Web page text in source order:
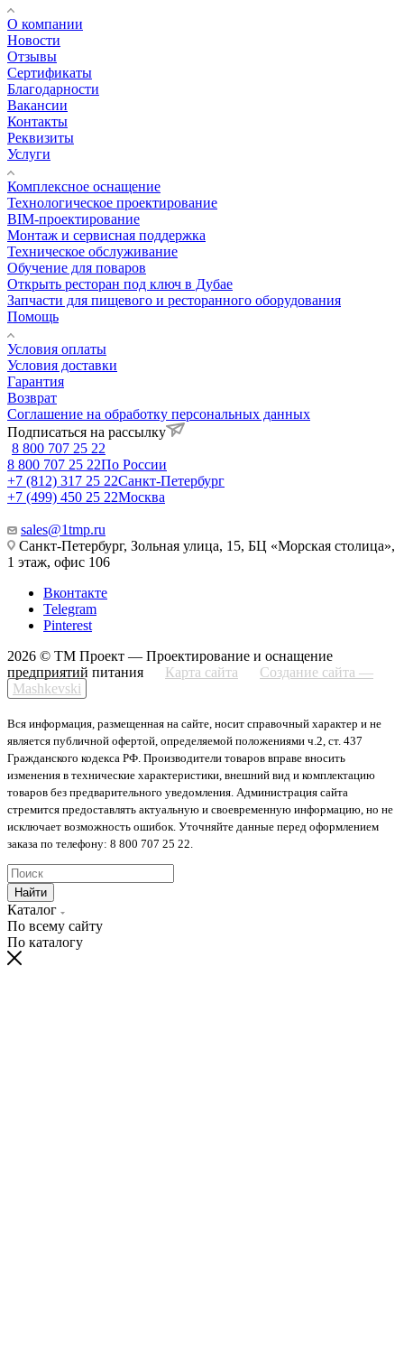
О компании
Новости
Отзывы
Сертификаты
Благодарности
Вакансии
Контакты
Реквизиты
Услуги
Комплексное оснащение
Технологическое проектирование
BIM-проектирование
Монтаж и сервисная поддержка
Техническое обслуживание
Обучение для поваров
Открыть ресторан под ключ в Дубае
Запчасти для пищевого и ресторанного оборудования
Помощь
Условия оплаты
Условия доставки
Гарантия
Возврат
Соглашение на обработку персональных данных
Подписаться на рассылку
8 800 707 25 22
8 800 707 25 22По России
+7 (812) 317 25 22Санкт-Петербург
+7 (499) 450 25 22Москва
sales@1tmp.ru
Санкт-Петербург, Зольная улица, 15, БЦ «Морская столица»,
1 этаж, офис 106
Вконтакте
Telegram
Pinterest
2026 © ТМ Проект — Проектирование и оснащение
предприятий питания
Карта сайта
Создание сайта —
Mashkevski
Вся информация, размещенная на сайте, носит справочный характер и не
является публичной офертой, определяемой положениями ч.2, ст. 437
Гражданского кодекса РФ. Производители товаров вправе вносить
изменения в технические характеристики, внешний вид и комплектацию
товаров без предварительного уведомления. Администрация сайта
стремится предоставлять актуальную и своевременную информацию, но не
исключает возможность ошибок. Уточняйте данные перед оформлением
заказа по телефону: 8 800 707 25 22.
Найти
Каталог
По всему сайту
По каталогу